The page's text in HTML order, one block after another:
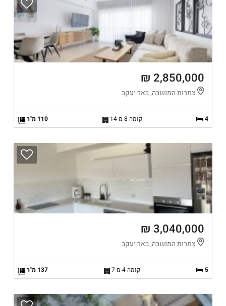
2,850,000 ₪
צמרות המושבה, באר יעקב
4 קומה 8 מ-14 110 מ"ר
3,040,000 ₪
צמרות המושבה, באר יעקב
5 קומה 4 מ-7 137 מ"ר